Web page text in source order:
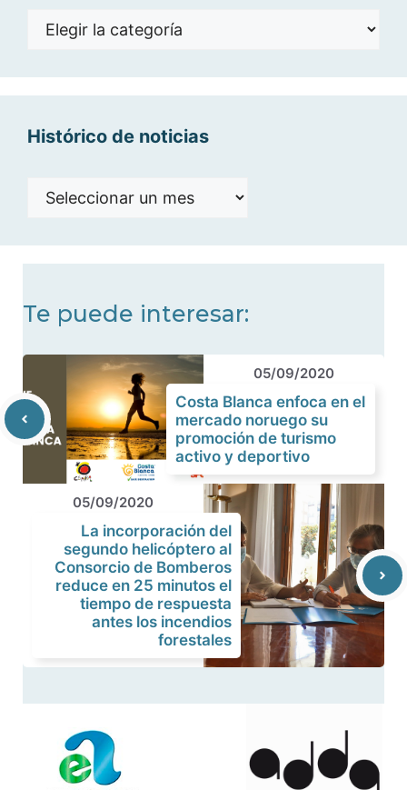
Noticias
Histórico de noticias
Histórico
Te puede interesar:
05/09/2020
Costa Blanca enfoca en el
mercado noruego su
promoción de turismo
activo y deportivo
05/09/2020
La incorporación del
segundo helicóptero al
Consorcio de Bomberos
reduce en 25 minutos el
tiempo de respuesta
antes los incendios
forestales